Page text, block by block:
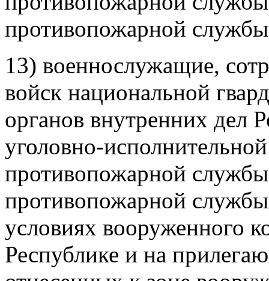
противопожарной
13) военнослужащие,
войск национальной
органов внутренних дел
уголовно-
противопожарной
противопожарной
условиях вооруженного
Республике и на